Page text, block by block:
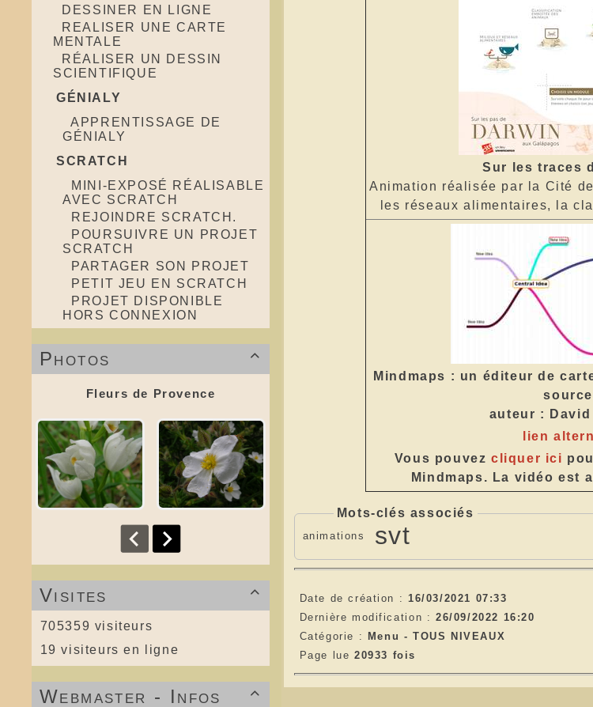
DESSINER EN LIGNE
REALISER UNE CARTE
MENTALE
RÉALISER UN DESSIN
SCIENTIFIQUE
GÉNIALY
APPRENTISSAGE DE
GÉNIALY
SCRATCH
MINI-EXPOSÉ RÉALISABLE
AVEC SCRATCH
REJOINDRE SCRATCH.
POURSUIVRE UN PROJET
SCRATCH
PARTAGER SON PROJET
PETIT JEU EN SCRATCH
PROJET DISPONIBLE
HORS CONNEXION

Photos
Fleurs de Provence

Visites
705359 visiteurs
19 visiteurs en ligne

Webmaster - Infos
Sur les traces
Animation réalisée par la Cité
les réseaux alimentaires, la
Mindmaps : un éditeur de
auteur :
lien
Vous pouvez cliquer ici
Mindmaps. La vidéo est
Mots-clés associés
animations svt
Date de création : 16/03/2021 07:33
Dernière modification : 26/09/2022 16:20
Catégorie :
Menu - TOUS NIVEAUX
Page lue 20933 fois